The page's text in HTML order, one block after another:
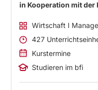
in Kooperation mit
Wirtschaft I
427
Kurstermine
Studieren im bfi